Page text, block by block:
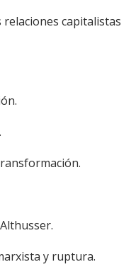
capitalistas
y ruptura.